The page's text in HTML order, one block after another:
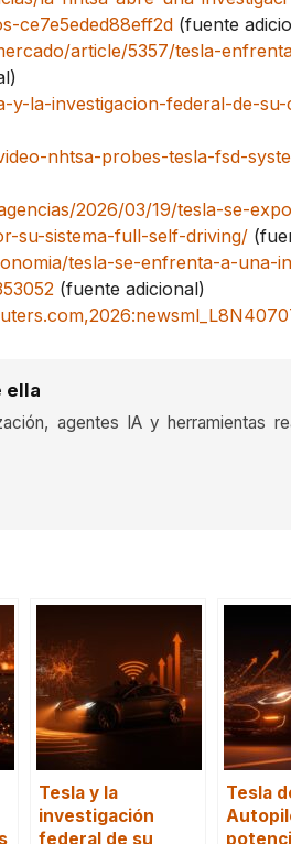
ce7e5eded88eff2d (fuente
article/5357/tesla-
y-la-investigacion-federal-de-
nhtsa-probes-tesla-fsd-
2026/03/19/tesla-se-
su-sistema-full-self-driving/
tesla-se-enfrenta-a-una-
(fuente adicional)
ella
agentes IA y herramientas
Tesla y la
investigación
federal de su
Tesla